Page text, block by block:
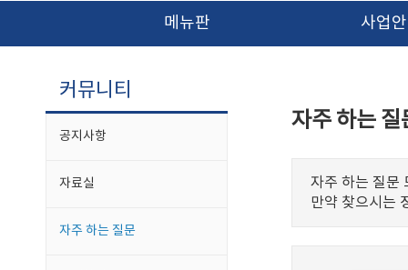
메뉴판 사업
커뮤니티
공지사항
자료실
자주 하는 질문
자주 하는 질
자주 하는 질문
만약 찾으시는